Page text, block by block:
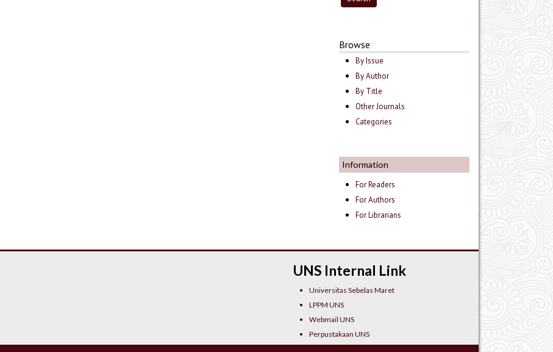
Browse
By Issue
By Author
By Title
Other Journals
Categories
Information
For Readers
For Authors
For Librarians
UNS Internal Link
Universitas Sebelas Maret
LPPM UNS
Webmail UNS
Perpustakaan UNS